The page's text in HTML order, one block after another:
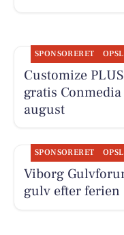
SPONSORERET
Customize
gratis
august
SPONSORERET
Viborg
gulv efter ferien